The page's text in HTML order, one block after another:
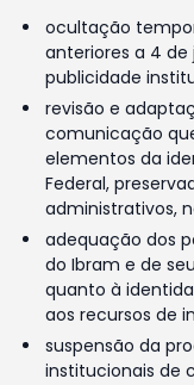
ocultação
anteriores a 4
publicidade
revisão e
comunicação
elementos da
Federal,
administrativos,
adequação dos
do Ibram e de
quanto à
aos recursos de
suspensão da
institucionais de